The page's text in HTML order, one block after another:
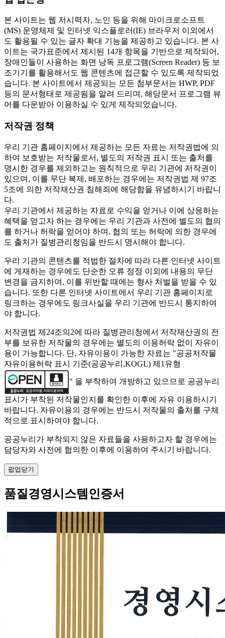
본 사이트는 웹 저시력자, 노인 등을 위해 마이크로소프트
(MS) 운영체제 및 인터넷 익스플로러(IE) 브라우저 이외에서
도 활용될 수 있는 글자 확대 기능을 제공하고 있습니다. 본 사
이트는 국가표준에서 제시된 14개 항목을 기반으로 제작되어,
장애인들이 사용하는 화면 낭독 프로그램(Screen Reader) 등 보
조기기를 활용해서도 웹 콘텐츠에 접근할 수 있도록 제작되었
습니다. 본 사이트에서 제공되는 모든 첨부문서는 HWP, PDF
등의 문서형태로 제공됨을 알려 드리며, 해당문서 프로그램 뷰
어를 다운받아 이용하실 수 있게 제작되었습니다.
저작권 정책
우리 기관 홈페이지에서 제공하는 모든 자료는 저작권법에 의
하여 보호받는 저작물로서, 별도의 저작권 표시 또는 출처를
명시한 경우를 제외하고는 원칙적으로 우리 기관에 저작권이
있으며, 이를 무단 복제, 배포하는 경우에는 저작권법 제 97조
5조에 의한 저작재산권 침해죄에 해당함을 유념하시기 바랍니
다.
우리 기관에서 제공하는 자료로 수익을 얻거나 이에 상응하는
혜택을 얻고자 하는 경우에는 우리 기관과 사전에 별도의 협의
를 하거나 허락을 얻어야 하며, 협의 또는 허락에 의한 경우에
도 출처가 질병관리청임을 반드시 명시해야 합니다.
우리 기관의 콘텐츠를 적법한 절차에 따라 다른 인터넷 사이트
에 게재하는 경우에도 단순한 오류 정정 이외에 내용의 무단
변경을 금지하여, 이를 위반할 때에는 형사 처벌을 받을 수 있
습니다. 또한 다른 인터넷 사이트에서 우리 기관 홈페이지로
링크하는 경우에도 링크사실을 우리 기관에 반드시 통지하여
야 합니다.
저작권법 제24조의2에 따라 질병관리청에서 저작재산권의 전
부를 보유한 저작물의 경우에는 별도의 이용허락 없이 자유이
용이 가능합니다. 단, 자유이용이 가능한 자료는 "공공저작물
자유이용허락 표시 기준(공공누리,KOGL) 제1유형
" 을 부착하여 개방하고 있으므로 공공누리
표시가 부착된 저작물인지를 확인한 이후에 자유 이용하시기
바랍니다. 자유이용의 경우에는 반드시 저작물의 출처를 구체
적으로 표시하여야 합니다.
공공누리가 부착되지 않은 자료들을 사용하고자 할 경우에는
담당자와 사전에 협의한 이후에 이용하여 주시기 바랍니다.
팝업닫기
품질경영시스템인증서